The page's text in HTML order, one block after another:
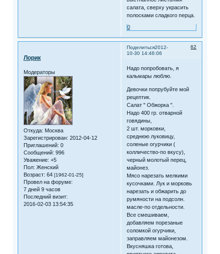
салата, сверху украсить
полосками сладкого перца.
0
Поделиться 62
2012-
10-30 14:46:06
Лорик
Модераторы
Откуда: Москва
Зарегистрирован: 2012-04-12
Приглашений: 0
Сообщений: 996
Уважение: +5
Пол: Женский
Возраст: 64 [1962-01-25]
Провел на форуме:
7 дней 9 часов
Последний визит:
2016-02-03 13:54:35
Надо попробовать, я
кальмары люблю.
Девочки попрубуйте мой
рецептик.
Салат " Обжорка ".
Надо 400 гр. отварной
говядины,
2 шт. морковки,
среднюю луковицу,
соленые огурчики (
колличество-по вкусу),
черный молотый перец,
майонез.
Мясо нарезать мелкими
кусочками. Лук и морковь
нарезать и обжарить до
румяности на подсолн.
масле-по отдельности.
Все смешиваем,
добавляем порезаные
соломкой огурчики,
заправляем майонезом.
Вкусняшка готова,